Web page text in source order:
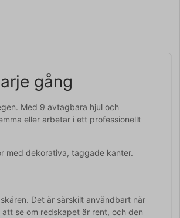
gång
Med 9 avtagbara hjul och
eller arbetar i ett professionellt
med dekorativa, taggade kanter.
Det är särskilt användbart när
se om redskapet är rent, och den